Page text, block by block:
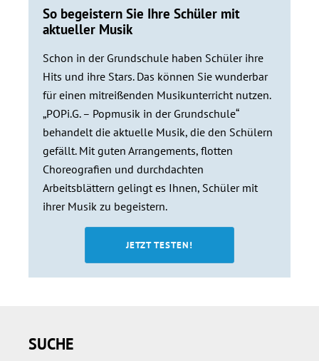
So begeistern Sie Ihre Schüler mit
aktueller Musik
Schon in der Grundschule haben Schüler ihre
Hits und ihre Stars. Das können Sie wunderbar
für einen mitreißenden Musikunterricht nutzen.
„POPi.G. – Popmusik in der Grundschule“
behandelt die aktuelle Musik, die den Schülern
gefällt. Mit guten Arrangements, flotten
Choreografien und durchdachten
Arbeitsblättern gelingt es Ihnen, Schüler mit
ihrer Musik zu begeistern.
JETZT TESTEN!
SUCHE